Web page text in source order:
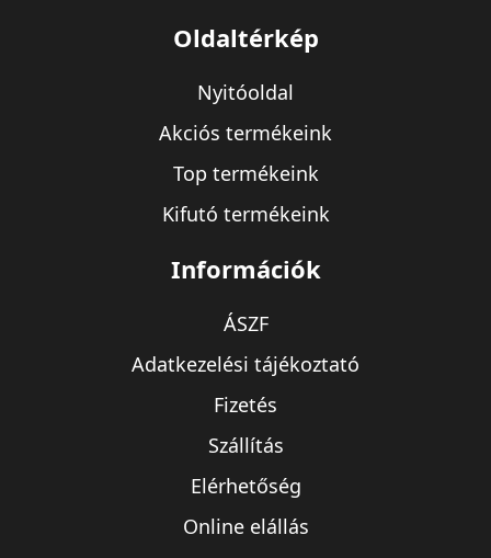
Oldaltérkép
Nyitóoldal
Akciós termékeink
Top termékeink
Kifutó termékeink
Információk
ÁSZF
Adatkezelési tájékoztató
Fizetés
Szállítás
Elérhetőség
Online elállás